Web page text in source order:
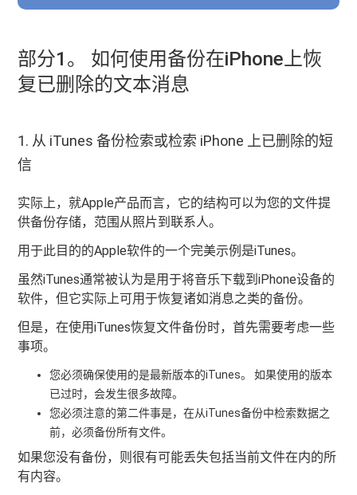
部分1。 如何使用备份在iPhone上恢
复已删除的文本消息
1. 从 iTunes 备份检索或检索 iPhone 上已删除的短
信
实际上，就Apple产品而言，它的结构可以为您的文件提
供备份存储，范围从照片到联系人。
用于此目的的Apple软件的一个完美示例是iTunes。
虽然iTunes通常被认为是用于将音乐下载到iPhone设备的
软件，但它实际上可用于恢复诸如消息之类的备份。
但是，在使用iTunes恢复文件备份时，首先需要考虑一些
事项。
您必须确保使用的是最新版本的iTunes。 如果使用的版本
已过时，会发生很多故障。
您必须注意的第二件事是，在从iTunes备份中检索数据之
前，必须备份所有文件。
如果您没有备份，则很有可能丢失包括当前文件在内的所
有内容。